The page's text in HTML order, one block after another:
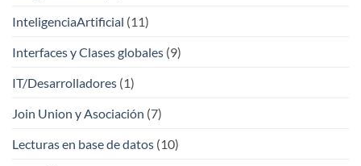
InteligenciaArtificial (11)
Interfaces y Clases globales (9)
IT/Desarrolladores (1)
Join Union y Asociación (7)
Lecturas en base de datos (10)